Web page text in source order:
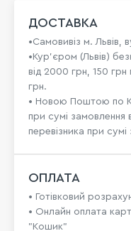
ДОСТАВКА
•Самовивіз м. Львів,
•Кур'єром (Львів)
від 2000 грн, 150
грн.
• Новою Поштою по
при сумі замовлення
перевізника при
ОПЛАТА
• Готівковий
• Онлайн оплата
"Кошик"